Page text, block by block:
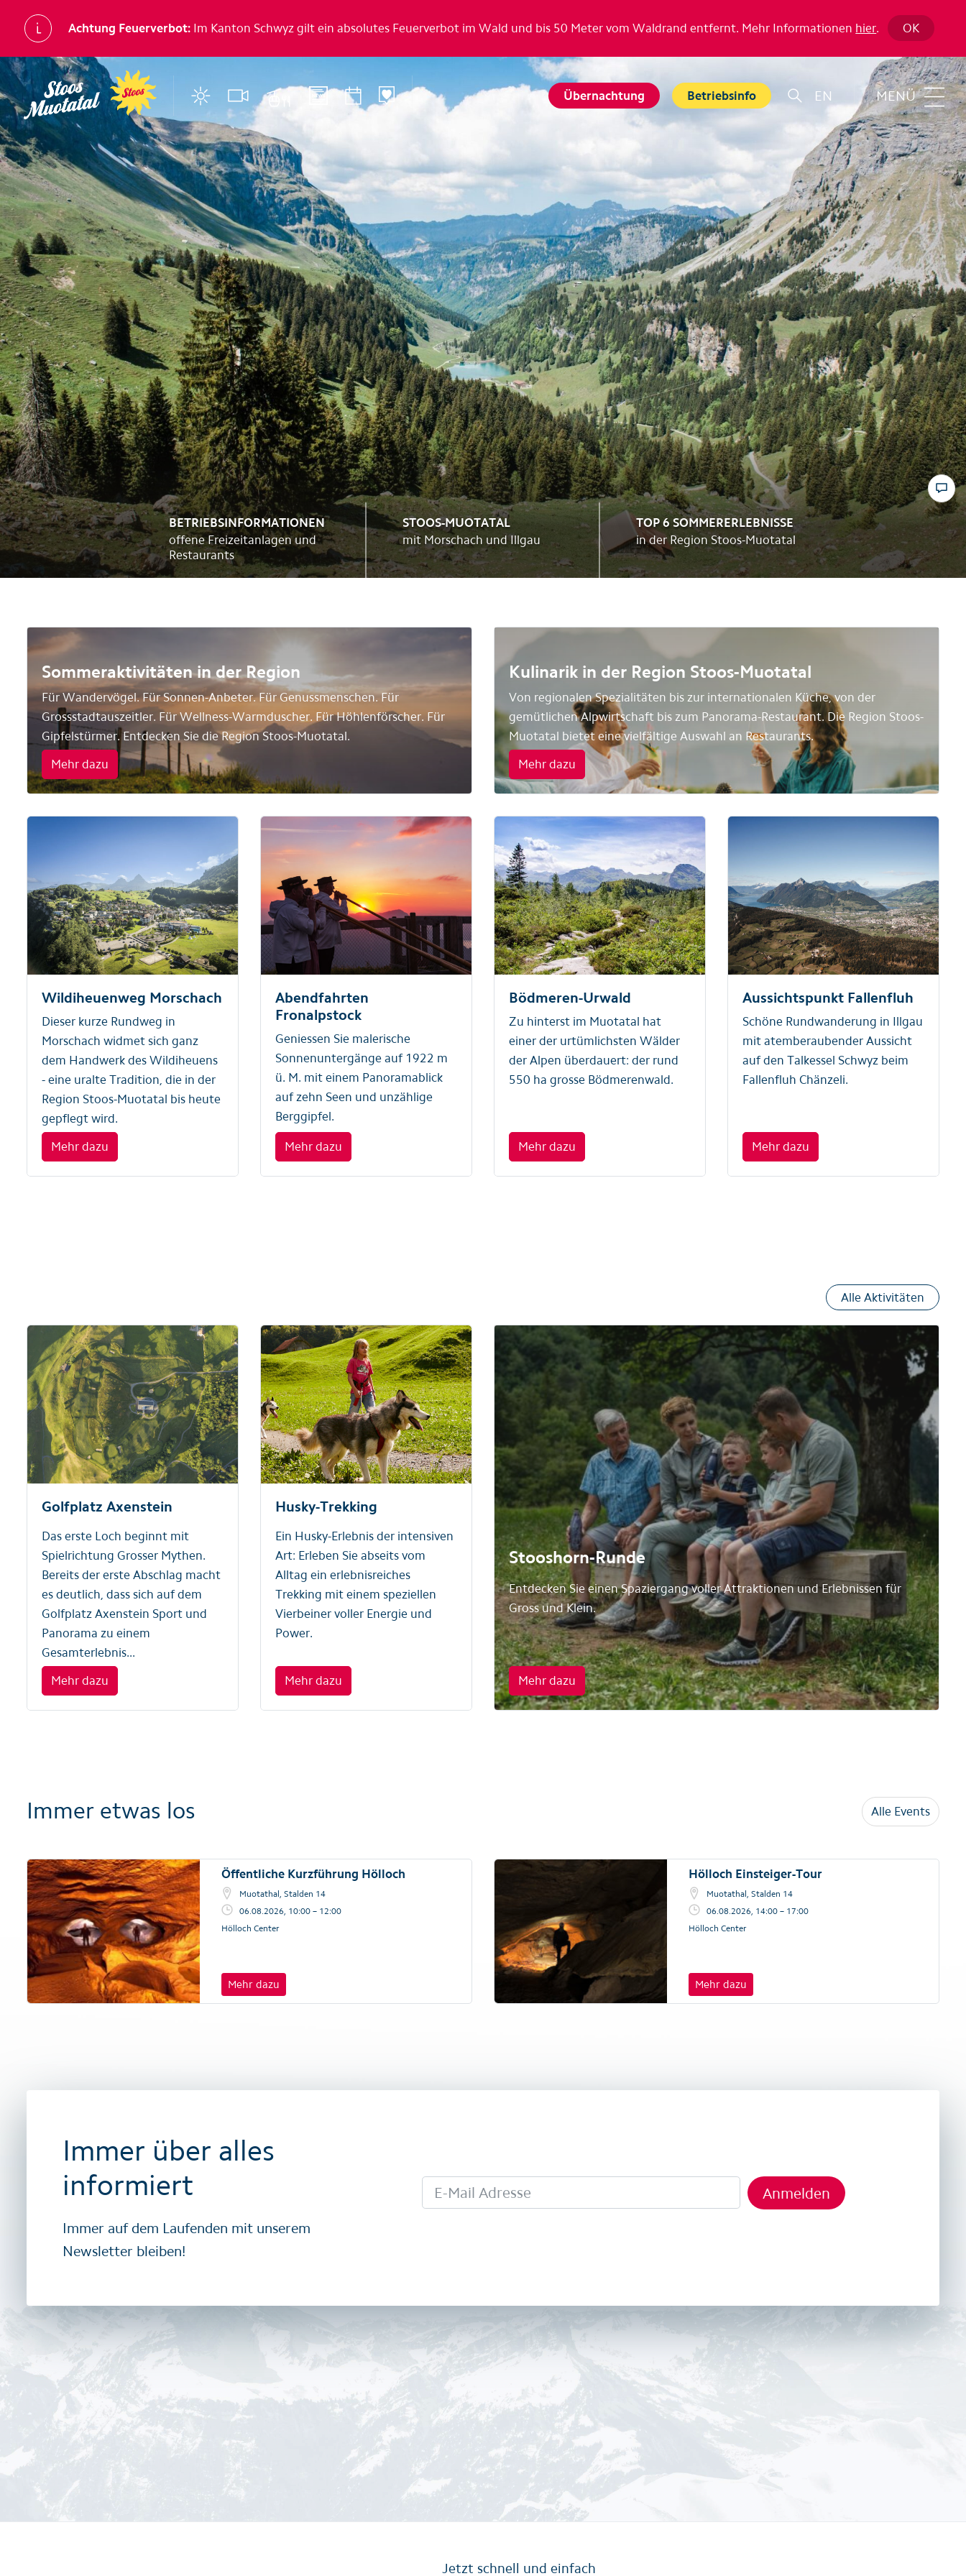
Achtung Feuerverbot: Im Kanton Schwyz gilt ein absolutes Feuerverbot im Wald und bis 50 Meter vom Waldrand entfernt. Mehr Informationen hier. OK
MENÜ
EN
Betriebsinfo
Übernachtung
Region
Stoos
Muotathal
Morschach
Illgau
Unterkünfte
Restaurants
Events
Tipps für Feriengäste
Broschüren / Prospekte
Bergbahnen
Stoosbahnen
Luftseilbahn Illgau–Ried
Luftseilbahn Illgau–St. Karl
Luftseilbahn Sahli-Glattalp
Sommer
Wandern
Aktivitätenkarte
Husky-Erlebnisse
Höhlenerlebnis Hölloch
Golfplatz Axenstein
Gruppen & Seminare
Wellness und Spa
Top 6 Sommererlebnisse
Alle Sommeraktivitäten
Winter
Wintersport
Aktivitätenkarte
Husky-Erlebnisse
Höhlenerlebnis Hölloch
Sport- & Rental Shops
Gruppen & Seminare
Wellness und Spa
Top 6 Wintererlebnisse
Alle Winteraktivitäten
Familie
Top 6 Familienerlebnisse
Sommer
Swiss Holiday Park
Husky-Erlebnisse für Kinder
Wandern mit Kindern
Top 6 Familienerlebnisse
Winter
Skifahren mit Kindern
Alle Familienaktivitäten
BETRIEBSINFORMATIONEN
offene Freizeitanlagen und
Restaurants
STOOS-MUOTATAL
mit Morschach und Illgau
TOP 6 SOMMERERLEBNISSE
in der Region Stoos-Muotatal
Sommeraktivitäten in der Region
Für Wandervögel. Für Sonnen-Anbeter. Für Genussmenschen. Für
Grossstadtauszeitler. Für Wellness-Warmduscher. Für Höhlenförscher. Für
Gipfelstürmer. Entdecken Sie die Region Stoos-Muotatal.
Mehr dazu
Kulinarik in der Region Stoos-Muotatal
Von regionalen Spezialitäten bis zur internationalen Küche, von der
gemütlichen Alpwirtschaft bis zum Panorama-Restaurant. Die Region Stoos-
Muotatal bietet eine vielfältige Auswahl an Restaurants.
Mehr dazu
Wildiheuenweg Morschach
Dieser kurze Rundweg in
Morschach widmet sich ganz
dem Handwerk des Wildiheuens
- eine uralte Tradition, die in der
Region Stoos-Muotatal bis heute
gepflegt wird.
Mehr dazu
Abendfahrten
Fronalpstock
Geniessen Sie malerische
Sonnenuntergänge auf 1922 m
ü. M. mit einem Panoramablick
auf zehn Seen und unzählige
Berggipfel.
Mehr dazu
Bödmeren-Urwald
Zu hinterst im Muotatal hat
einer der urtümlichsten Wälder
der Alpen überdauert: der rund
550 ha grosse Bödmerenwald.
Mehr dazu
Aussichtspunkt Fallenfluh
Schöne Rundwanderung in Illgau
mit atemberaubender Aussicht
auf den Talkessel Schwyz beim
Fallenfluh Chänzeli.
Mehr dazu
Alle Aktivitäten
Golfplatz Axenstein
Das erste Loch beginnt mit
Spielrichtung Grosser Mythen.
Bereits der erste Abschlag macht
es deutlich, dass sich auf dem
Golfplatz Axenstein Sport und
Panorama zu einem
Gesamterlebnis...
Mehr dazu
Husky-Trekking
Ein Husky-Erlebnis der intensiven
Art: Erleben Sie abseits vom
Alltag ein erlebnisreiches
Trekking mit einem speziellen
Vierbeiner voller Energie und
Power.
Mehr dazu
Stooshorn-Runde
Entdecken Sie einen Spaziergang voller Attraktionen und Erlebnissen für
Gross und Klein.
Mehr dazu
Immer etwas los Alle Events
Öffentliche Kurzführung Hölloch
Muotathal, Stalden 14
06.08.2026, 10:00 – 12:00
Hölloch Center
Mehr dazu
Hölloch Einsteiger-Tour
Muotathal, Stalden 14
06.08.2026, 14:00 – 17:00
Hölloch Center
Mehr dazu
Immer über alles
informiert
Immer auf dem Laufenden mit unserem
Newsletter bleiben!
Anmelden
Jetzt schnell und einfach